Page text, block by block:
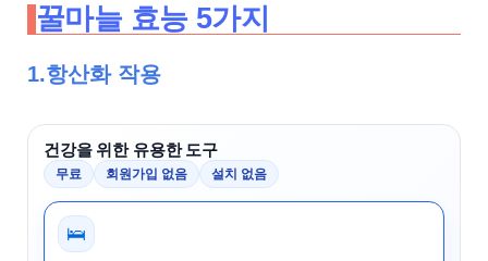
꿀마늘 효능 5가지
1.항산화 작용
건강을 위한 유용한 도구
무료 회원가입 없음 설치 없음
🛌